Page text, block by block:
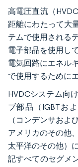
高電圧直流（
距離にわたって大
テムで使用される
電子部品を使用し
電気回路にエネル
で使用するために
HVDCシステム向
ブ部品（IGBTお
（コンデンサおよ
アメリカのその他
太平洋のその他）
記すべてのセグメ